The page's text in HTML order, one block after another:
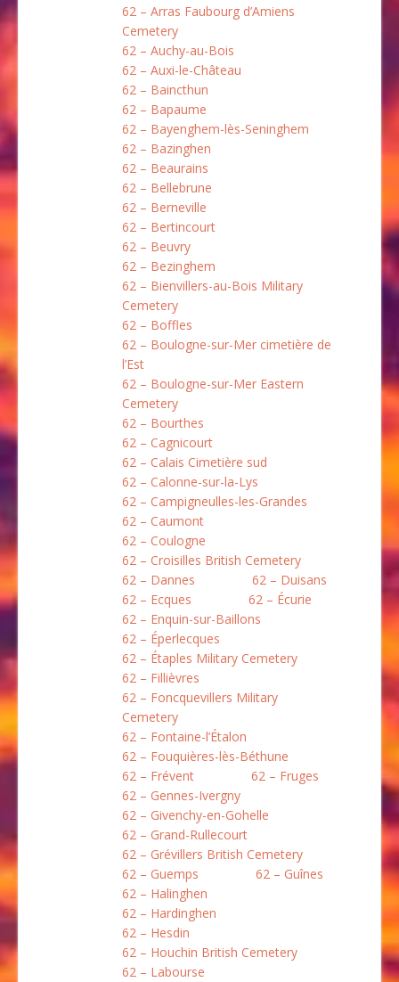
62 – Arras Faubourg d’Amiens
Cemetery
62 – Auchy-au-Bois
62 – Auxi-le-Château
62 – Baincthun
62 – Bapaume
62 – Bayenghem-lès-Seninghem
62 – Bazinghen
62 – Beaurains
62 – Bellebrune
62 – Berneville
62 – Bertincourt
62 – Beuvry
62 – Bezinghem
62 – Bienvillers-au-Bois Military
Cemetery
62 – Boffles
62 – Boulogne-sur-Mer cimetière de
l’Est
62 – Boulogne-sur-Mer Eastern
Cemetery
62 – Bourthes
62 – Cagnicourt
62 – Calais Cimetière sud
62 – Calonne-sur-la-Lys
62 – Campigneulles-les-Grandes
62 – Caumont
62 – Coulogne
62 – Croisilles British Cemetery
62 – Dannes
62 – Duisans
62 – Ecques
62 – Écurie
62 – Enquin-sur-Baillons
62 – Éperlecques
62 – Étaples Military Cemetery
62 – Fillièvres
62 – Foncquevillers Military
Cemetery
62 – Fontaine-l’Étalon
62 – Fouquières-lès-Béthune
62 – Frévent
62 – Fruges
62 – Gennes-Ivergny
62 – Givenchy-en-Gohelle
62 – Grand-Rullecourt
62 – Grévillers British Cemetery
62 – Guemps
62 – Guînes
62 – Halinghen
62 – Hardinghen
62 – Hesdin
62 – Houchin British Cemetery
62 – Labourse